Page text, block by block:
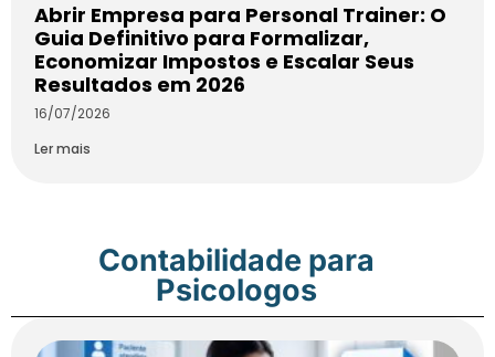
Abrir Empresa para Personal Trainer: O
Guia Definitivo para Formalizar,
Economizar Impostos e Escalar Seus
Resultados em 2026
16/07/2026
Ler mais
Contabilidade para
Psicologos